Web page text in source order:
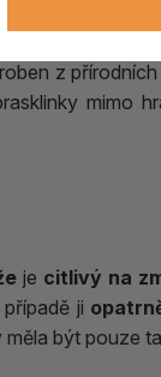
z
mimo
je citlivý na
ji
být pouze